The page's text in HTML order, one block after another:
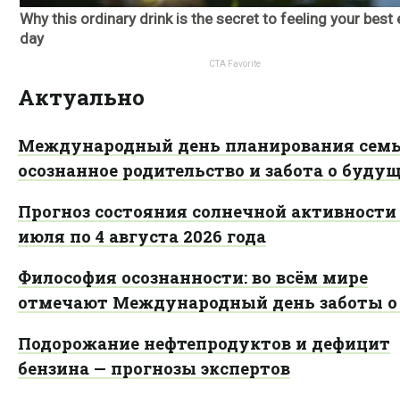
Актуально
Международный день планирования
осознанное родительство и забота о
Прогноз состояния солнечной активности
июля по 4 августа 2026 года
Философия осознанности: во всём мире
отмечают Международный день заботы о
Подорожание нефтепродуктов и дефицит
бензина — прогнозы экспертов